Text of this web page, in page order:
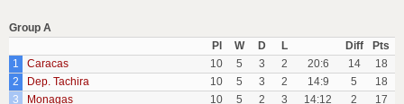
Group A
Pl
W D L Diff
Pts
1
Caracas 10 5 3 2 20:6 14
18
2
Dep. Tachira 10 5 3 2 14:9 5
18
3
Monagas 10 5 2 3 14:12 2 17